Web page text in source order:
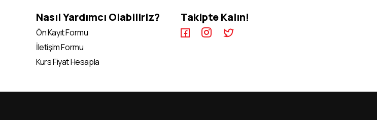
Nasıl Yardımcı Olabiliriz?
Ön Kayıt Formu
İletişim Formu
Kurs Fiyat Hesapla
Takipte Kalın!